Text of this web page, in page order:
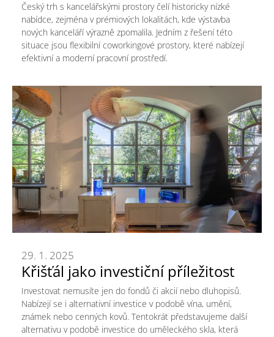
Český trh s kancelářskými prostory čelí historicky nízké
nabídce, zejména v prémiových lokalitách, kde výstavba
nových kanceláří výrazně zpomalila. Jedním z řešení této
situace jsou flexibilní coworkingové prostory, které nabízejí
efektivní a moderní pracovní prostředí.
Křišťál jako investiční příležitost
29. 1. 2025
Investovat nemusíte jen do fondů či akcií nebo dluhopisů.
Nabízejí se i alternativní investice v podobě vína, umění,
známek nebo cenných kovů. Tentokrát představujeme další
alternativu v podobě investice do uměleckého skla, která